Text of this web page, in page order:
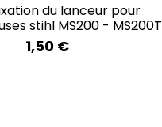
du lanceur pour
stihl MS200 - MS200T
1,50 €